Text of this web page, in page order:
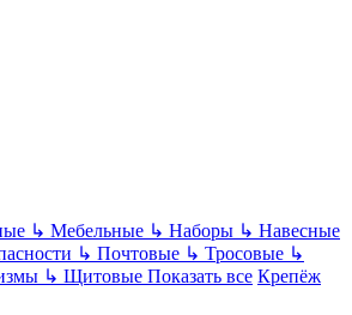
↳ Мебельные ↳ Наборы ↳ Навесные
↳ Почтовые ↳ Тросовые ↳
↳ Щитовые Показать все Крепёж